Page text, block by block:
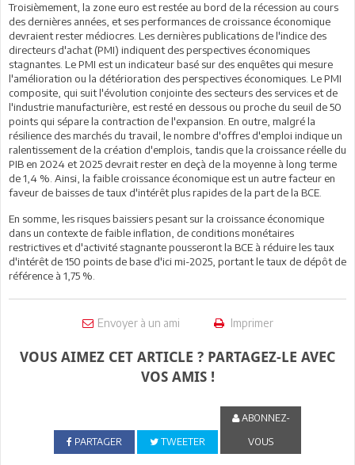
Troisièmement, la zone euro est restée au bord de la récession au cours
des dernières années, et ses performances de croissance économique
devraient rester médiocres. Les dernières publications de l'indice des
directeurs d'achat (PMI) indiquent des perspectives économiques
stagnantes. Le PMI est un indicateur basé sur des enquêtes qui mesure
l'amélioration ou la détérioration des perspectives économiques. Le PMI
composite, qui suit l'évolution conjointe des secteurs des services et de
l'industrie manufacturière, est resté en dessous ou proche du seuil de 50
points qui sépare la contraction de l'expansion. En outre, malgré la
résilience des marchés du travail, le nombre d'offres d'emploi indique un
ralentissement de la création d'emplois, tandis que la croissance réelle du
PIB en 2024 et 2025 devrait rester en deçà de la moyenne à long terme
de 1,4 %. Ainsi, la faible croissance économique est un autre facteur en
faveur de baisses de taux d'intérêt plus rapides de la part de la BCE.
En somme, les risques baissiers pesant sur la croissance économique
dans un contexte de faible inflation, de conditions monétaires
restrictives et d'activité stagnante pousseront la BCE à réduire les taux
d'intérêt de 150 points de base d'ici mi-2025, portant le taux de dépôt de
référence à 1,75 %.
Envoyer à un ami Imprimer
VOUS AIMEZ CET ARTICLE ? PARTAGEZ-LE AVEC
VOS AMIS !
PARTAGER TWEETER
ABONNEZ-
VOUS